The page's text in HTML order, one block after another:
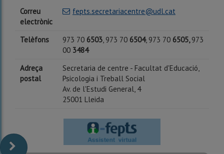
Correu
electrònic
fepts.secretariacentre@udl.cat
Telèfons 973 70 6503, 973 70 6504, 973 70 6505,973
00 3484
Adreça
postal
Secretaria de centre - Facultat d'Educació,
Psicologia i Treball Social
Av. de l'Estudi General, 4
25001 Lleida